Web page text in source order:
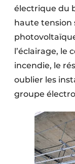
électrique du
haute tension
l’éclairage, le
incendie, le
oublier les
groupe